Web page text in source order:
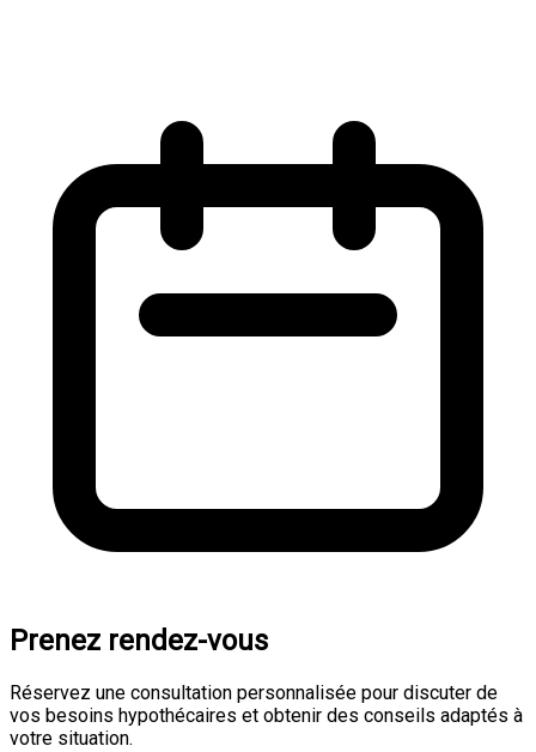
Prenez rendez-vous
Réservez une consultation personnalisée pour discuter de
vos besoins hypothécaires et obtenir des conseils adaptés à
votre situation.